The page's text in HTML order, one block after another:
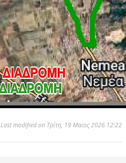
Last modified on Τρίτη, 19 Μαϊος 2026 12:22